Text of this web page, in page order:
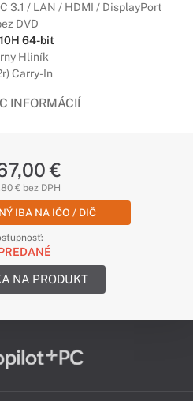
3.1 / LAN / HDMI / DisplayPort
DVD
64-bit
Hliník
Carry-In
INFORMÁCIÍ
€
€ bez DPH
IBA NA IČO / DIČ
NA PRODUKT